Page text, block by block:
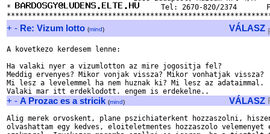
*
Tel: 2670-820/2374
+ - Re: Vizum lotto (mind) VÁLASZ
A kovetkezo kerdesem lenne:
Ha valaki nyer a vizumlotton az mire jogositja fel?
Meddig ervenyes? Mikor vonjak vissza? Mikor vonhatjak vissza?
Mi lesz a levelemmel ha nem huznak ki? Mi lesz az adataimmal.
+ - A Prozac es a stricik (mind) VÁLASZ
Alig merek orvoskent, plane pszichiaterkent hozzaszolni,
olvashattam egy kedves, eloiteletmentes hozzaszolo